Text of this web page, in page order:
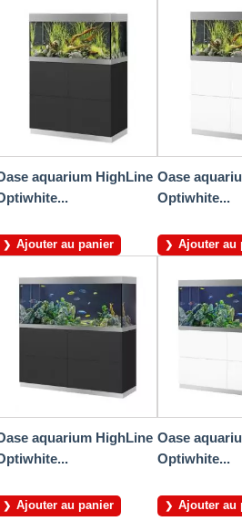
aquarium HighLine
Ajouter au panier
Oase
Optiwhite...
Ajouter au
aquarium HighLine
Ajouter au panier
Oase
Optiwhite...
Ajouter au